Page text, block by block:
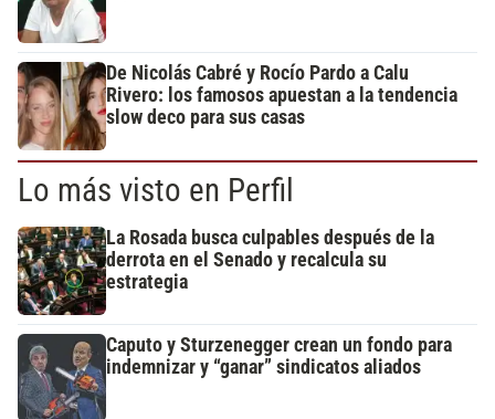
De Nicolás Cabré y Rocío Pardo a Calu
Rivero: los famosos apuestan a la tendencia
slow deco para sus casas
Lo más visto en Perfil
La Rosada busca culpables después de la
derrota en el Senado y recalcula su
estrategia
Caputo y Sturzenegger crean un fondo para
indemnizar y “ganar” sindicatos aliados